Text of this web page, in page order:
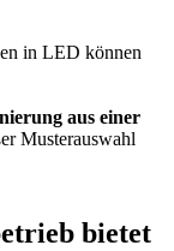
in LED können
aus einer
Musterauswahl
bietet